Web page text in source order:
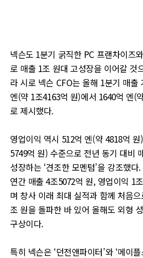
넥슨도 1분기 굵직한 PC 프랜차이즈
로 매출 1조 원대 고성장을 이어갈 것
라 시로 넥슨 CFO는 올해 1분기 매출
엔(약 1조4163억 원)에서 1640억 엔(
로 제시했다.
영업이익 역시 512억 엔(약 4818억
5749억 원) 수준으로 전년 동기 대비
성장하는 ‘견조한 모멘텀’을 강조했
연간 매출 4조5072억 원, 영업이익 1
며 창사 이래 최대 실적과 함께 처음
조 원을 돌파한 바 있어 올해도 외형
구상이다.
특히 넥슨은 ‘던전앤파이터’와 ‘메이